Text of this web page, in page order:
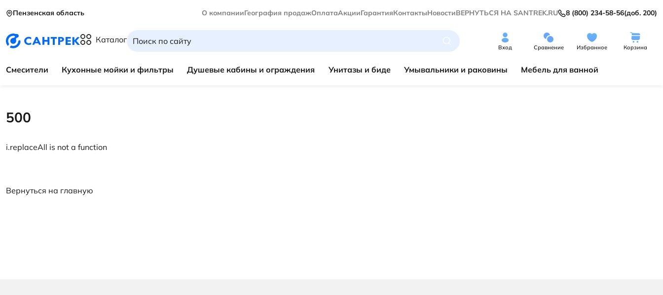
Пензенская область О компанииГеография продажОплатаАкцииГарантияКонтактыНовостиВЕРНУТЬСЯ НА SANTREK.RU 8 (800) 234-58-56(доб. 200)
Каталог
Вход Сравнение Избранное Корзина
Смесители Кухонные мойки и фильтры Душевые кабины и ограждения Унитазы и биде Умывальники и раковины Мебель для ванной
500
i.replaceAll is not a function
Вернуться на главную